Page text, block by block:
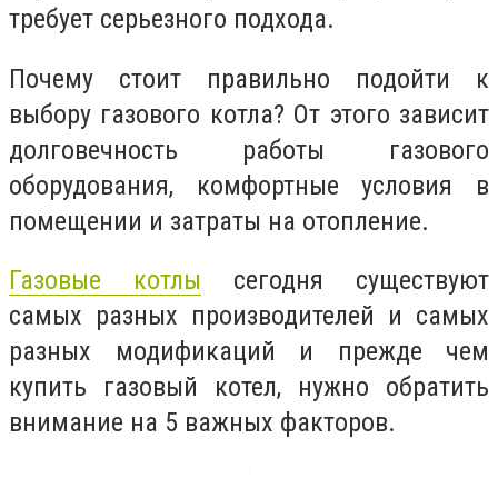
требует серьезного подхода.
Почему стоит правильно подойти к
выбору газового котла? От этого зависит
долговечность работы газового
оборудования, комфортные условия в
помещении и затраты на отопление.
Газовые котлы сегодня существуют
самых разных производителей и самых
разных модификаций и прежде чем
купить газовый котел, нужно обратить
внимание на 5 важных факторов.